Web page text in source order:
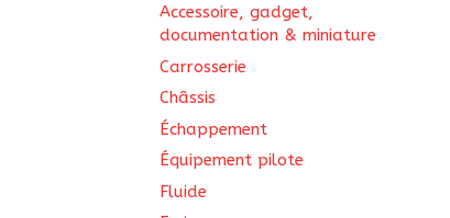
Accessoire, gadget,
documentation & miniature
Carrosserie
Châssis
Échappement
Équipement pilote
Fluide